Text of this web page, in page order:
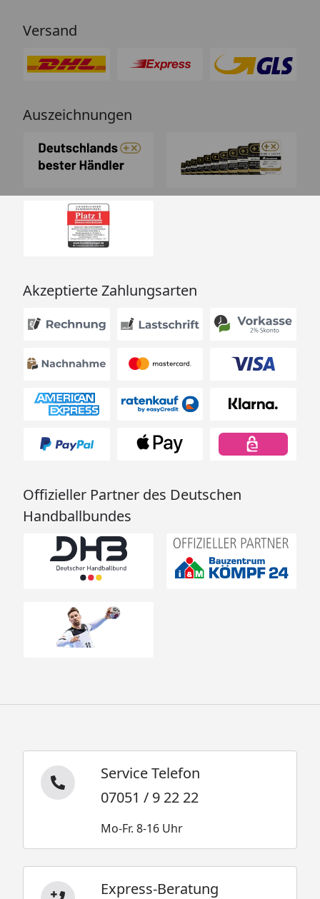
Versand
Auszeichnungen
Akzeptierte Zahlungsarten
Offizieller Partner des Deutschen
Handballbundes
Service Telefon
07051 / 9 22 22
Mo-Fr. 8-16 Uhr
Express-Beratung